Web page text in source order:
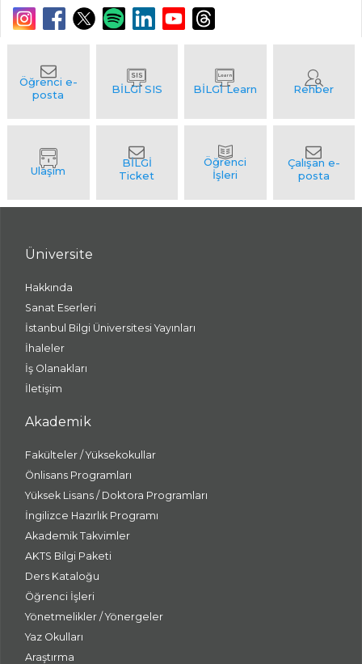
Üniversite
Hakkında
Sanat Eserleri
İstanbul Bilgi Üniversitesi Yayınları
İhaleler
İş Olanakları
İletişim
Akademik
Fakülteler / Yüksekokullar
Önlisans Programları
Yüksek Lisans / Doktora Programları
İngilizce Hazırlık Programı
Akademik Takvimler
AKTS Bilgi Paketi
Ders Kataloğu
Öğrenci İşleri
Yönetmelikler / Yönergeler
Yaz Okulları
Araştırma